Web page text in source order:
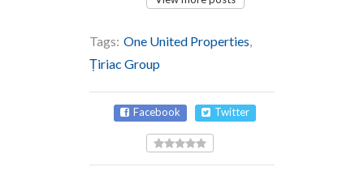
Tags: One United Properties,
Țiriac Group
Facebook Twitter